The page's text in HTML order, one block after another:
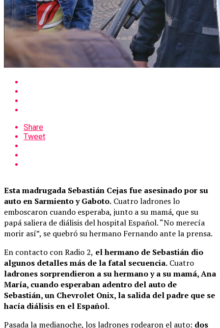
Share
Tweet
Esta madrugada Sebastián Cejas fue asesinado por su
auto en Sarmiento y Gaboto. Cuatro ladrones lo
emboscaron cuando esperaba, junto a su mamá, que su
papá saliera de diálisis del hospital Español. “No merecía
morir así”, se quebró su hermano Fernando ante la prensa.
En contacto con Radio 2, el hermano de Sebastián dio
algunos detalles más de la fatal secuencia. Cuatro
ladrones sorprendieron a su hermano y a su mamá, Ana
María, cuando esperaban adentro del auto de
Sebastián, un Chevrolet Onix, la salida del padre que se
hacía diálisis en el Español.
Pasada la medianoche, los ladrones rodearon el auto: dos